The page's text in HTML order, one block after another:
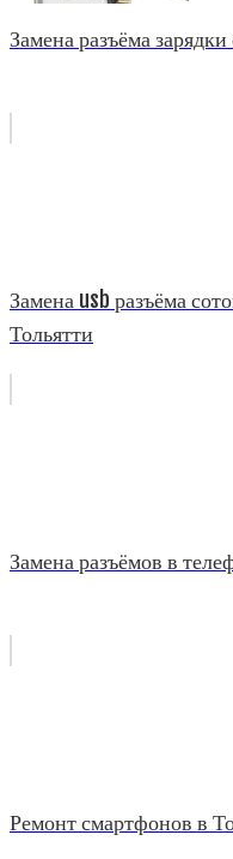
Замена разъёма
Замена usb разъёма
Тольятти
Замена разъёмов в
Ремонт смартфонов в